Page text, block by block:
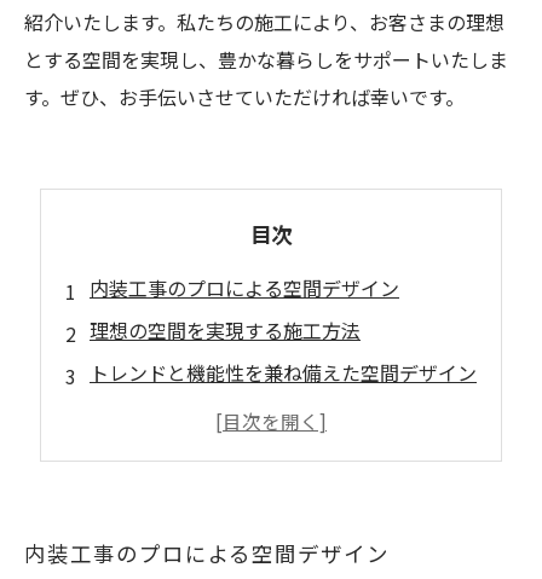
紹介いたします。私たちの施工により、お客さまの理想
とする空間を実現し、豊かな暮らしをサポートいたしま
す。ぜひ、お手伝いさせていただければ幸いです。
目次
内装工事のプロによる空間デザイン
理想の空間を実現する施工方法
トレンドと機能性を兼ね備えた空間デザイン
質の高い素材と仕上げによる空間演出
個性を引き出す空間デザイン
内装工事のプロによる空間デザイン